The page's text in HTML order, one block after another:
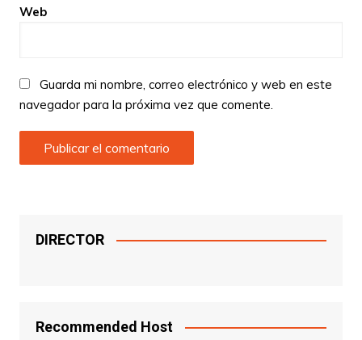
Web
Guarda mi nombre, correo electrónico y web en este
navegador para la próxima vez que comente.
DIRECTOR
Recommended Host